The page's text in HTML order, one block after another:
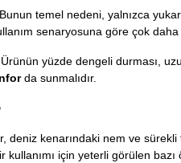
temel nedeni, yalnızca
senaryosuna göre çok
yüzde dengeli durması,
da sunmalıdır.
kenarındaki nem ve sürekli
için yeterli görülen bazı